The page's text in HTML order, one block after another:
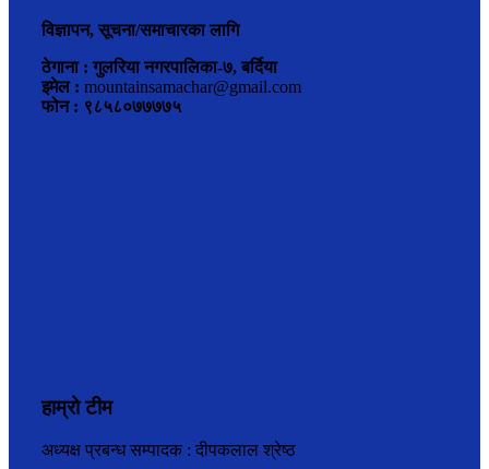
विज्ञापन, सूचना/समाचारका लागि
ठेगाना : गुलरिया नगरपालिका-७, बर्दिया
इमेल : mountainsamachar@gmail.com
फोन : ९८५८०७७७७५
हाम्रो टीम
अध्यक्ष प्रबन्ध सम्पादक : दीपकलाल श्रेष्ठ